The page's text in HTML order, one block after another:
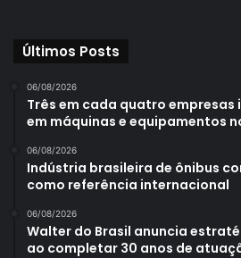
Últimos Posts
06/08/2026
Três em cada quatro
em máquinas e equipamentos
06/08/2026
Indústria brasileira de ônibus
como referência internacional
06/08/2026
Walter do Brasil anuncia
ao completar 30 anos de